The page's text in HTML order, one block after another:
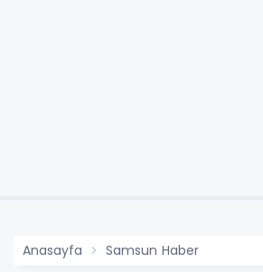
Anasayfa Samsun Haber